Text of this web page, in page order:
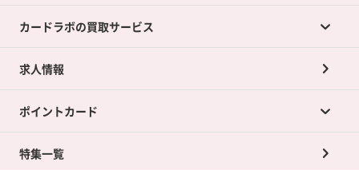
カードラボの買取サービス
カードラボの買取サービスTOP
店舗買取について
ネット買取について
求人情報
ポイントカード
ポイントカードTOP
特集一覧